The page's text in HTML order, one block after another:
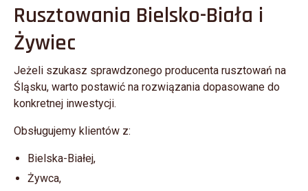
Rusztowania Bielsko-Biała i
Żywiec
Jeżeli szukasz sprawdzonego producenta rusztowań na
Śląsku, warto postawić na rozwiązania dopasowane do
konkretnej inwestycji.
Obsługujemy klientów z:
Bielska-Białej,
Żywca,